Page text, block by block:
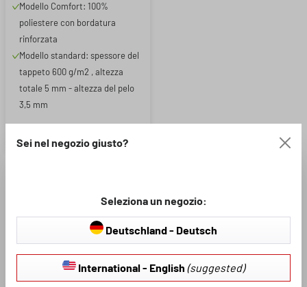
Modello Comfort: 100%
poliestere con bordatura
rinforzata
Modello standard: spessore del
tappeto 600 g/m2 , altezza
totale 5 mm - altezza del pelo
3,5 mm
Sei nel negozio giusto?
Seleziona un negozio:
Deutschland - Deutsch
International - English (suggested)